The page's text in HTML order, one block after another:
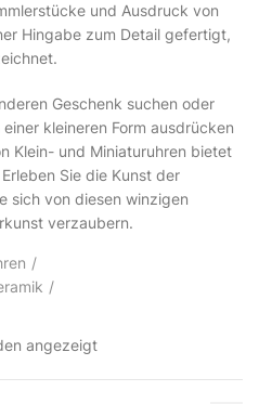
und Ausdruck von
Hingabe zum Detail gefertigt,
Geschenk suchen oder
kleineren Form ausdrücken
Klein- und Miniaturuhren bietet
Sie die Kunst der
sich von diesen winzigen
verzaubern.
angezeigt